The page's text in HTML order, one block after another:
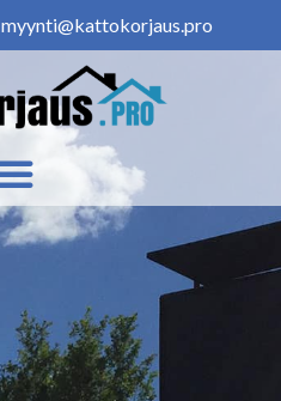
myynti@kattokorjaus.pro